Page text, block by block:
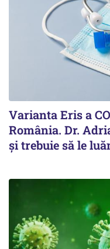
Varianta Eris a
România. Dr.
și trebuie să le